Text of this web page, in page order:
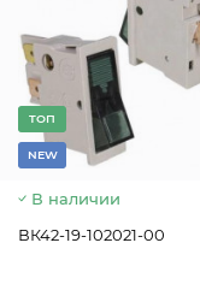
TОП
NEW
В наличии
ВК42-19-102021-00